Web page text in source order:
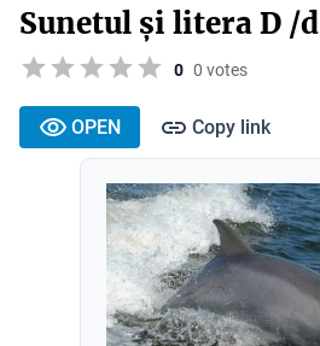
Sunetul și litera D /d
0 0 votes
OPEN Copy link